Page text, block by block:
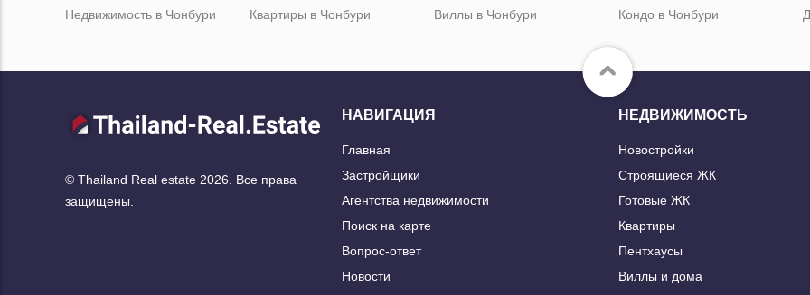
Недвижимость в Чонбури
Квартиры в Чонбури
Виллы в Чонбури
Кондо в Чонбури
© Thailand Real estate 2026. Все права
защищены.
НАВИГАЦИЯ
Главная
Застройщики
Агентства недвижимости
Поиск на карте
Вопрос-ответ
Новости
НЕДВИЖИМОСТЬ
Новостройки
Строящиеся ЖК
Готовые ЖК
Квартиры
Пентхаусы
Виллы и дома